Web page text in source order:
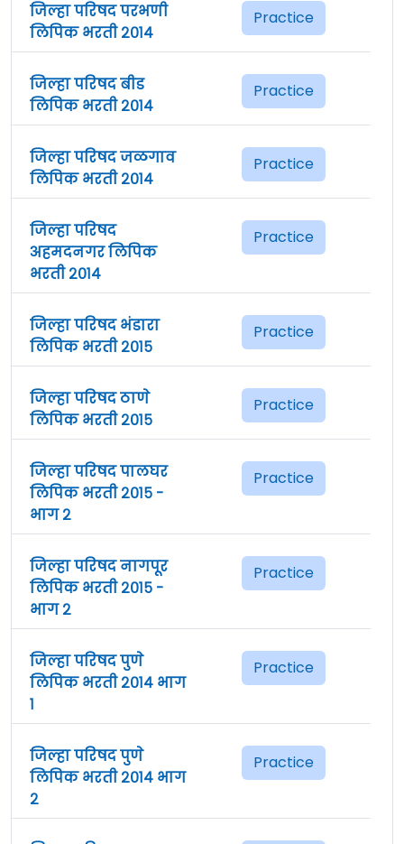
जिल्हा परिषद परभणी
लिपिक भरती २०१४
Practice
जिल्हा परिषद बीड
लिपिक भरती २०१४
Practice
जिल्हा परिषद जळगाव
लिपिक भरती २०१४
Practice
जिल्हा परिषद
अहमदनगर लिपिक
भरती २०१४
Practice
जिल्हा परिषद भंडारा
लिपिक भरती २०१५
Practice
जिल्हा परिषद ठाणे
लिपिक भरती २०१५
Practice
जिल्हा परिषद पालघर
लिपिक भरती २०१५ -
भाग २
Practice
जिल्हा परिषद नागपूर
लिपिक भरती २०१५ -
भाग २
Practice
जिल्हा परिषद पुणे
लिपिक भरती २०१४ भाग
१
Practice
जिल्हा परिषद पुणे
लिपिक भरती २०१४ भाग
२
Practice